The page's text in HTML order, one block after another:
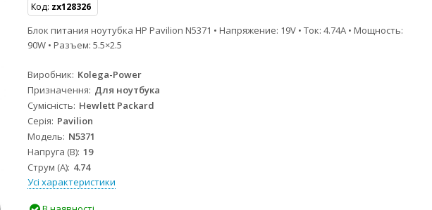
Код: zx128326
Блок питания ноутубка HP Pavilion N5371 • Напряжение: 19V • Ток: 4.74A • Мощность:
90W • Разъем: 5.5×2.5
Виробник Kolega-Power
Призначення Для ноутбука
Сумісність Hewlett Packard
Серія Pavilion
Модель N5371
Напруга (В) 19
Струм (А) 4.74
Усі характеристики